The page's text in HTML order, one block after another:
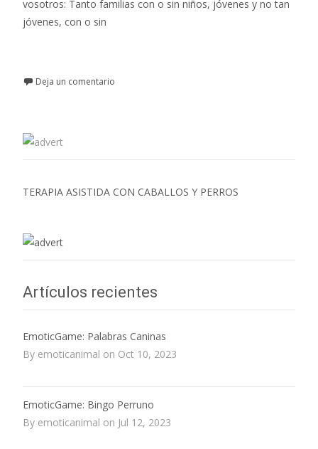
vosotros: Tanto familias con o sin niños, jóvenes y no tan
jóvenes, con o sin
Deja un comentario
TERAPIA ASISTIDA CON CABALLOS Y PERROS
Artículos recientes
EmoticGame: Palabras Caninas
By emoticanimal on Oct 10, 2023
EmoticGame: Bingo Perruno
By emoticanimal on Jul 12, 2023